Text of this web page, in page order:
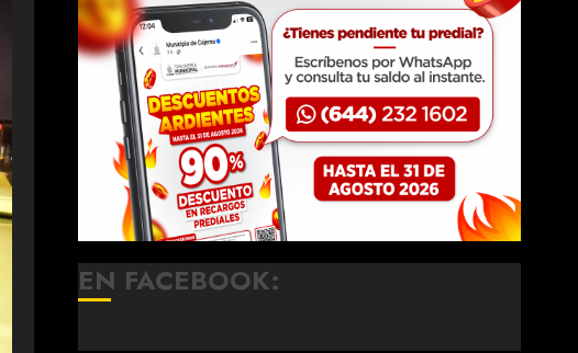
EN FACEBOOK: